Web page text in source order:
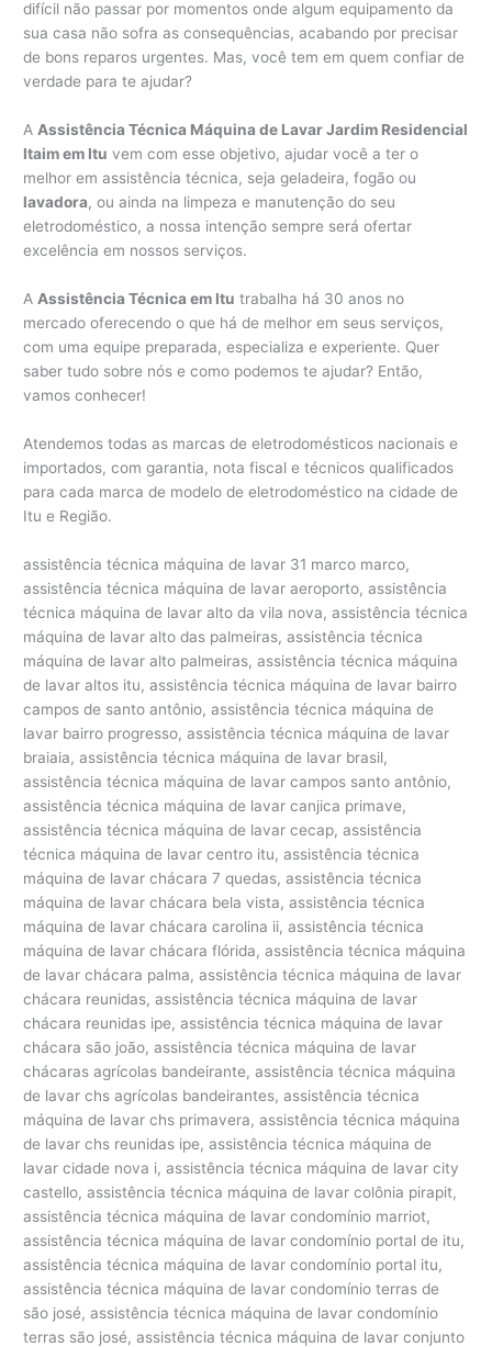
difícil não passar por momentos onde algum equipamento da
sua casa não sofra as consequências, acabando por precisar
de bons reparos urgentes. Mas, você tem em quem confiar de
verdade para te ajudar?
AAssistência Técnica Máquina de Lavar Jardim Residencial
Itaim em Itu vem com esse objetivo, ajudar você a ter o
melhor em assistência técnica, seja geladeira, fogão ou
lavadora, ou ainda na limpeza e manutenção do seu
eletrodoméstico, a nossa intenção sempre será ofertar
excelência em nossos serviços.
A Assistência Técnica em Itu trabalha há 30 anos no
mercado oferecendo o que há de melhor em seus serviços,
com uma equipe preparada, especializa e experiente. Quer
saber tudo sobre nós e como podemos te ajudar? Então,
vamos conhecer!
Atendemos todas as marcas de eletrodomésticos nacionais e
importados, com garantia, nota fiscal e técnicos qualificados
para cada marca de modelo de eletrodoméstico na cidade de
Itu e Região.
assistência técnica máquina de lavar 31 marco marco,
assistência técnica máquina de lavar aeroporto, assistência
técnica máquina de lavar alto da vila nova, assistência técnica
máquina de lavar alto das palmeiras, assistência técnica
máquina de lavar alto palmeiras, assistência técnica máquina
de lavar altos itu, assistência técnica máquina de lavar bairro
campos de santo antônio, assistência técnica máquina de
lavar bairro progresso, assistência técnica máquina de lavar
braiaia, assistência técnica máquina de lavar brasil,
assistência técnica máquina de lavar campos santo antônio,
assistência técnica máquina de lavar canjica primave,
assistência técnica máquina de lavar cecap, assistência
técnica máquina de lavar centro itu, assistência técnica
máquina de lavar chácara 7 quedas, assistência técnica
máquina de lavar chácara bela vista, assistência técnica
máquina de lavar chácara carolina ii, assistência técnica
máquina de lavar chácara flórida, assistência técnica máquina
de lavar chácara palma, assistência técnica máquina de lavar
chácara reunidas, assistência técnica máquina de lavar
chácara reunidas ipe, assistência técnica máquina de lavar
chácara são joão, assistência técnica máquina de lavar
chácaras agrícolas bandeirante, assistência técnica máquina
de lavar chs agrícolas bandeirantes, assistência técnica
máquina de lavar chs primavera, assistência técnica máquina
de lavar chs reunidas ipe, assistência técnica máquina de
lavar cidade nova i, assistência técnica máquina de lavar city
castello, assistência técnica máquina de lavar colônia pirapit,
assistência técnica máquina de lavar condomínio marriot,
assistência técnica máquina de lavar condomínio portal de itu,
assistência técnica máquina de lavar condomínio portal itu,
assistência técnica máquina de lavar condomínio terras de
são josé, assistência técnica máquina de lavar condomínio
terras são josé, assistência técnica máquina de lavar conjunto